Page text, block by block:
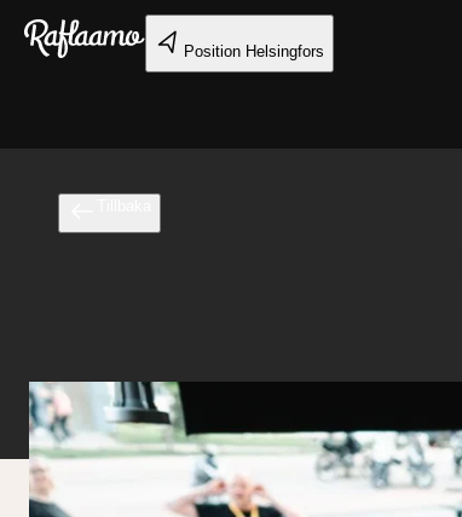
Gå till huvudinnehållet
Position Helsingfors